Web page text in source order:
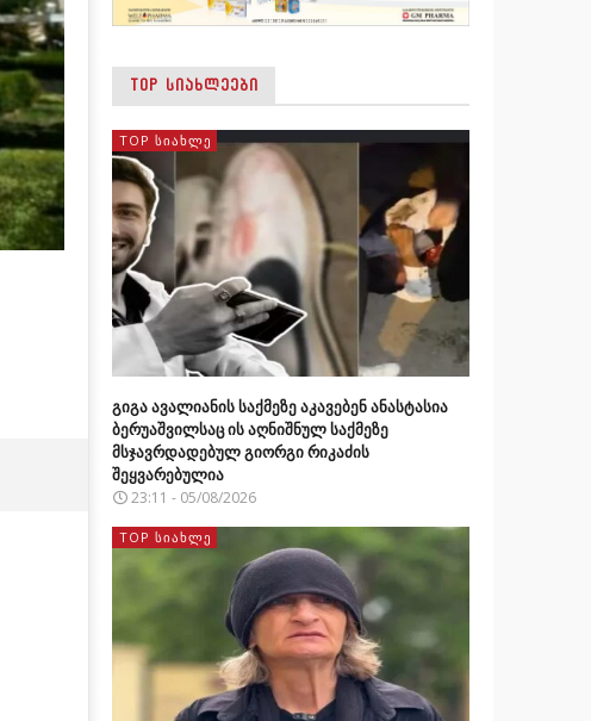
TOP ᲡᲘᲐᲮᲚᲔᲔᲑᲘ
TOP ᲡᲘᲐᲮᲚᲔ
გიგა ავალიანის საქმეზე აკავებენ ანასტასია
ბერუაშვილსაც ის აღნიშნულ საქმეზე
მსჯავრდადებულ გიორგი რიკაძის
შეყვარებულია
23:11 - 05/08/2026
TOP ᲡᲘᲐᲮᲚᲔ